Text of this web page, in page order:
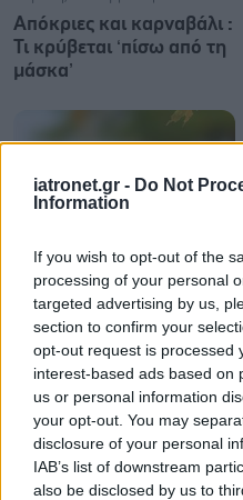
iatronet.gr - Do Not
Information
If you wish to opt-out of the
processing of your personal
targeted advertising by us,
section to confirm your
opt-out request is processed
interest-based ads based on
us or personal information
your opt-out. You may
disclosure of your personal
IAB’s list of downstream
also be disclosed by us to
Απόκριες και καρναβάλι :
Τι κρύβεται ‘πίσω από τη
μάσκα’
Παρασκευή, 20 Σεπτεμβρίου
2013
Συνεργαστείτε με το
σώμα σας για καλό
χειμώνα